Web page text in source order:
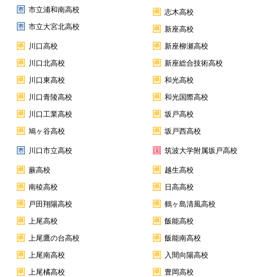
市立浦和南高校
市立大宮北高校
川口高校
川口北高校
川口東高校
川口青陵高校
川口工業高校
鳩ヶ谷高校
川口市立高校
蕨高校
南稜高校
戸田翔陽高校
上尾高校
上尾鷹の台高校
上尾南高校
上尾橘高校
志木高校
新座高校
新座柳瀬高校
新座総合技術高校
和光高校
和光国際高校
坂戸高校
坂戸西高校
筑波大学附属坂戸高校
越生高校
日高高校
鶴ヶ島清風高校
飯能高校
飯能南高校
入間向陽高校
豊岡高校